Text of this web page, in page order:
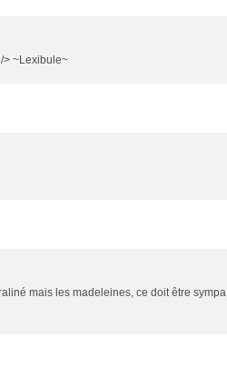
> ~Lexibule~
mais les madeleines, ce doit être sympa